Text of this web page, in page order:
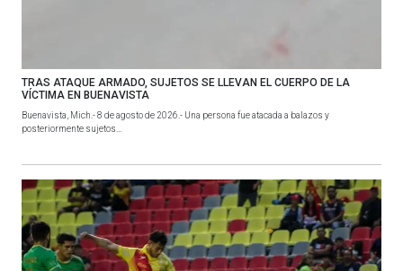
TRAS ATAQUE ARMADO, SUJETOS SE LLEVAN EL CUERPO DE LA
VÍCTIMA EN BUENAVISTA
Buenavista, Mich.- 8 de agosto de 2026.- Una persona fue atacada a balazos y
posteriormente sujetos...